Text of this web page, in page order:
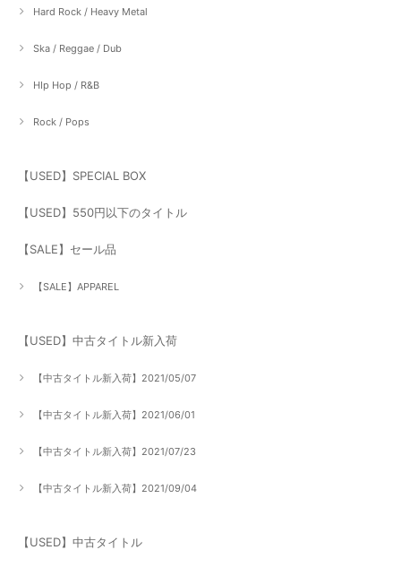
Hard Rock / Heavy Metal
Ska / Reggae / Dub
HIp Hop / R&B
Rock / Pops
【USED】SPECIAL BOX
【USED】550円以下のタイトル
【SALE】セール品
【SALE】APPAREL
【USED】中古タイトル新入荷
【中古タイトル新入荷】2021/05/07
【中古タイトル新入荷】2021/06/01
【中古タイトル新入荷】2021/07/23
【中古タイトル新入荷】2021/09/04
【USED】中古タイトル